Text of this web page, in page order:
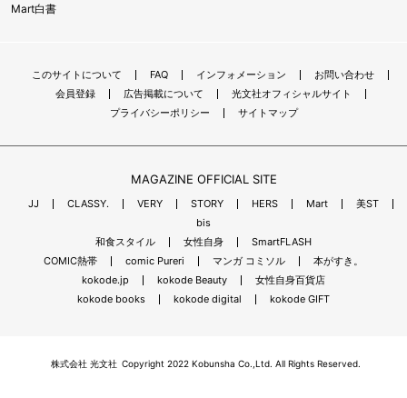
Mart白書
このサイトについて FAQ インフォメーション
お問い合わせ
会員登録
広告掲載について
光文社オフィシャルサイト
プライバシーポリシー
サイトマップ
MAGAZINE OFFICIAL SITE
JJ CLASSY. VERY STORY HERS Mart
美ST
bis
和食スタイル
女性自身
SmartFLASH
COMIC熱帯
comic Pureri マンガ コミソル
本がすき。
kokode.jp
kokode Beauty
女性自身百貨店
kokode books
kokode digital kokode GIFT
株式会社 光文社 Copyright 2022 Kobunsha Co.,Ltd. All Rights Reserved.